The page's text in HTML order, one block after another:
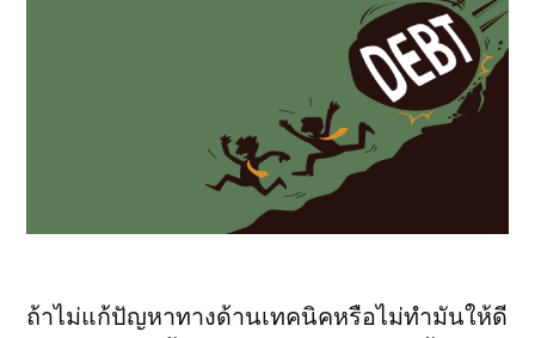
ถ้าไม่แก้ปัญหาทางด้านเทคนิคหรือไม่ทำมันให้ดี